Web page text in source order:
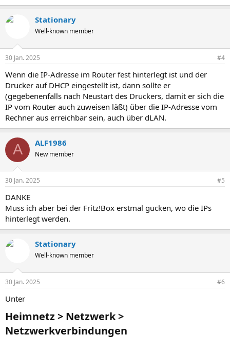
Stationary
Well-known member
30 Jan. 2025 #4
Wenn die IP-Adresse im Router fest hinterlegt ist und der
Drucker auf DHCP eingestellt ist, dann sollte er
(gegebenenfalls nach Neustart des Druckers, damit er sich die
IP vom Router auch zuweisen läßt) über die IP-Adresse vom
Rechner aus erreichbar sein, auch über dLAN.
A ALF1986
New member
30 Jan. 2025 #5
DANKE
Muss ich aber bei der Fritz!Box erstmal gucken, wo die IPs
hinterlegt werden.
Stationary
Well-known member
30 Jan. 2025 #6
Unter
Heimnetz > Netzwerk >
Netzwerkverbindungen​